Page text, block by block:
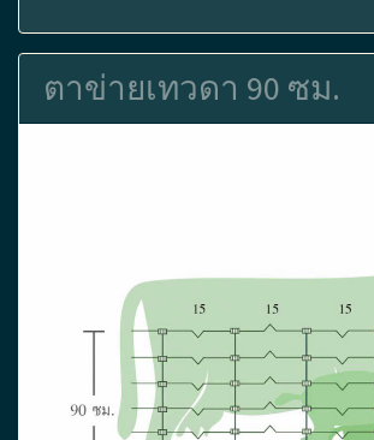
ตาข่ายเทวดา 90 ซม.